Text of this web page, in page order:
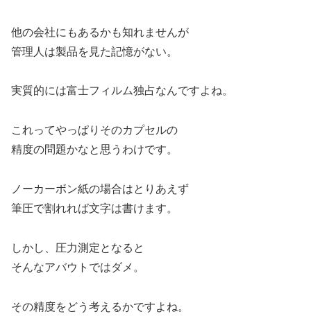
他の会社にもあるかも知れませんが
管理人は製品を見た記憶がない。
実質的には富士フィルム独占なんですよね。
これってやっぱりそのカプセルの
精度の問題かなと思うわけです。
ノーカーボン紙の場合はとりあえず
筆圧で割れれば文字は書けます。
しかし、圧力測定となると
そんなアバウトではダメ。
その精度をどう考えるかですよね。